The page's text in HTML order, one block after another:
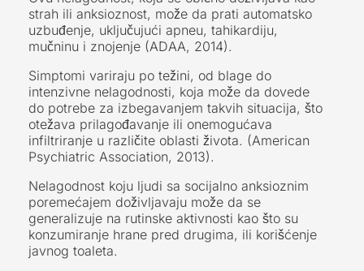
strah ili anksioznost, može da prati automatsko
uzbuđenje, uključujući apneu, tahikardiju,
mučninu i znojenje (ADAA, 2014).
Simptomi variraju po težini, od blage do
intenzivne nelagodnosti, koja može da dovede
do potrebe za izbegavanjem takvih situacija, što
otežava prilagođavanje ili onemogućava
infiltriranje u različite oblasti života. (American
Psychiatric Association, 2013).
Nelagodnost koju ljudi sa socijalno anksioznim
poremećajem doživljavaju može da se
generalizuje na rutinske aktivnosti kao što su
konzumiranje hrane pred drugima, ili korišćenje
javnog toaleta.